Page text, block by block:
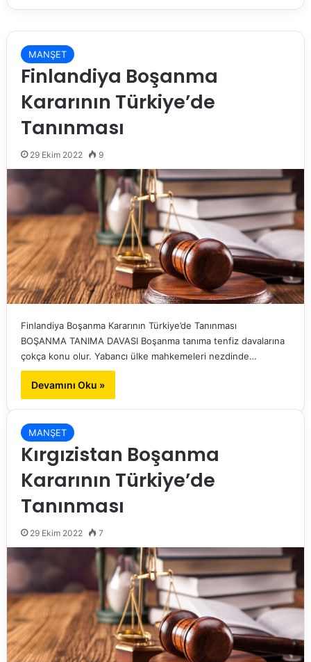
MANŞET
Finlandiya Boşanma
Kararının Türkiye’de
Tanınması
29 Ekim 2022 9
Finlandiya Boşanma Kararının Türkiye’de Tanınması
BOŞANMA TANIMA DAVASI Boşanma tanıma tenfiz davalarına
çokça konu olur. Yabancı ülke mahkemeleri nezdinde…
Devamını Oku »
MANŞET
Kırgızistan Boşanma
Kararının Türkiye’de
Tanınması
29 Ekim 2022 7